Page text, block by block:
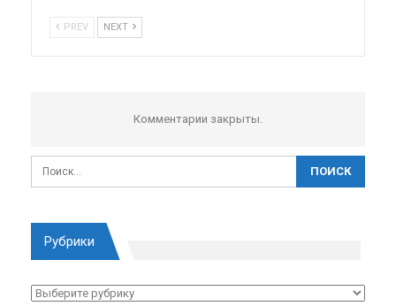
PREV NEXT
Комментарии закрыты.
Рубрики
Рубрики